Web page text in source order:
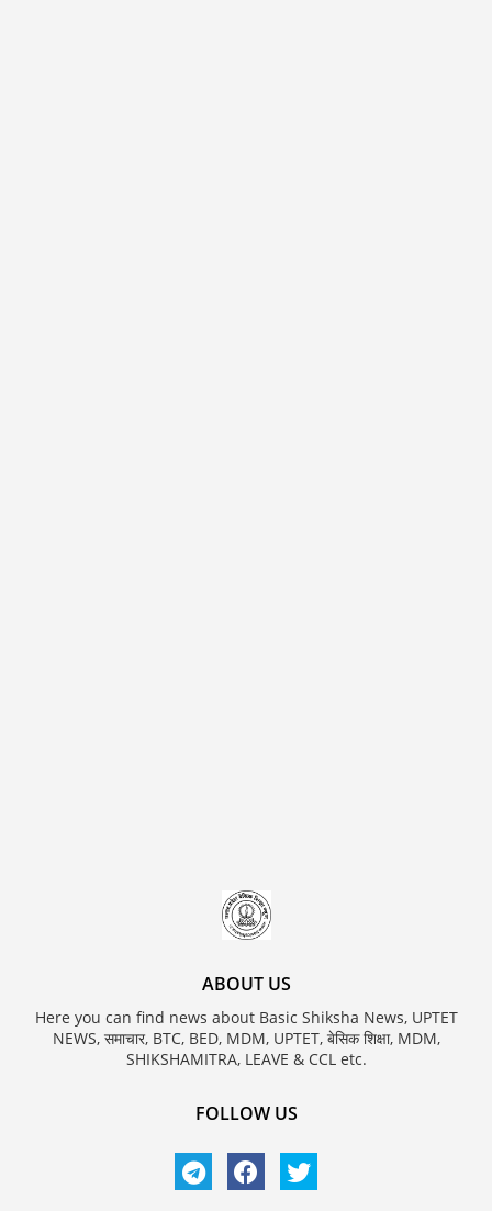
ABOUT US
Here you can find news about Basic Shiksha News, UPTET
NEWS, समाचार, BTC, BED, MDM, UPTET, बेसिक शिक्षा, MDM,
SHIKSHAMITRA, LEAVE & CCL etc.
FOLLOW US